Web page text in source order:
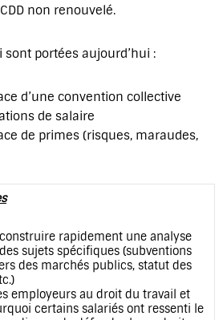
non renouvelé.
portées aujourd’hui :
d’une convention collective
de salaire
de primes (risques, maraudes,
rapidement une analyse
sujets spécifiques (subventions
des marchés publics, statut des
employeurs au droit du travail et
certains salariés ont ressenti le